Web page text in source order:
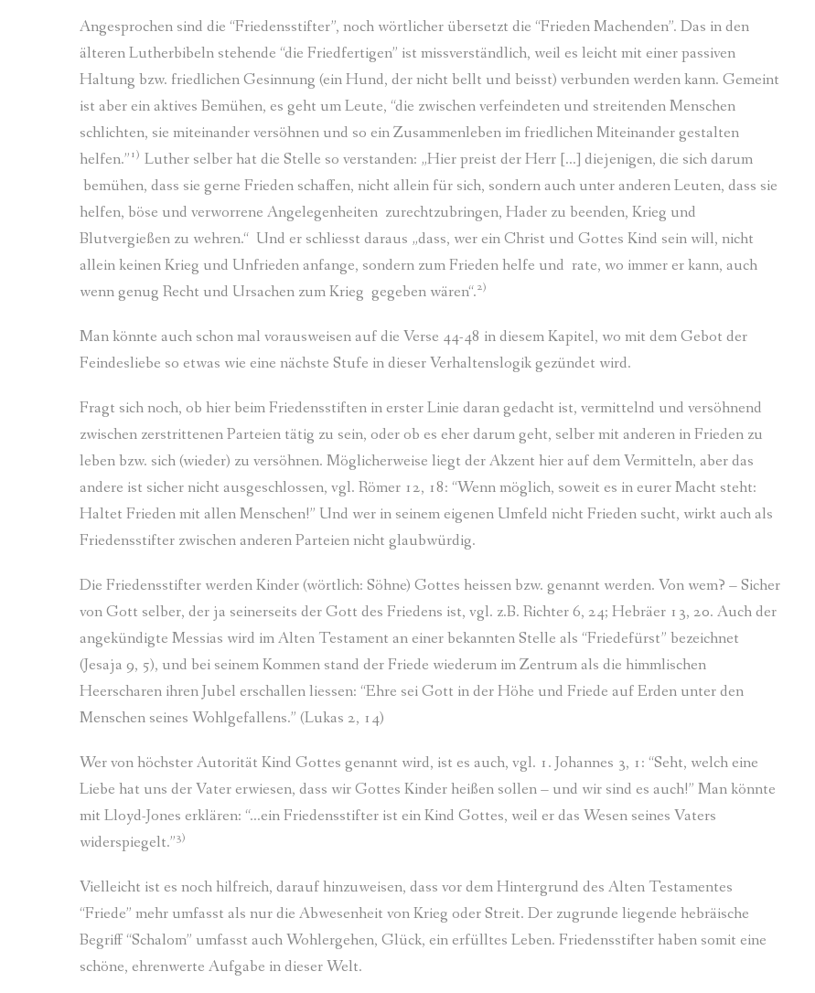
Angesprochen sind die “Friedensstifter”, noch wörtlicher übersetzt die “Frieden Machenden”. Das in den
älteren Lutherbibeln stehende “die Friedfertigen” ist missverständlich, weil es leicht mit einer passiven
Haltung bzw. friedlichen Gesinnung (ein Hund, der nicht bellt und beisst) verbunden werden kann. Gemeint
ist aber ein aktives Bemühen, es geht um Leute, “die zwischen verfeindeten und streitenden Menschen
schlichten, sie miteinander versöhnen und so ein Zusammenleben im friedlichen Miteinander gestalten
helfen.”1) Luther selber hat die Stelle so verstanden: „Hier preist der Herr […] diejenigen, die sich darum
bemühen, dass sie gerne Frieden schaffen, nicht allein für sich, sondern auch unter anderen Leuten, dass sie
helfen, böse und verworrene Angelegenheiten zurechtzubringen, Hader zu beenden, Krieg und
Blutvergießen zu wehren.“ Und er schliesst daraus „dass, wer ein Christ und Gottes Kind sein will, nicht
allein keinen Krieg und Unfrieden anfange, sondern zum Frieden helfe und rate, wo immer er kann, auch
wenn genug Recht und Ursachen zum Krieg gegeben wären“.2)
Man könnte auch schon mal vorausweisen auf die Verse 44-48 in diesem Kapitel, wo mit dem Gebot der
Feindesliebe so etwas wie eine nächste Stufe in dieser Verhaltenslogik gezündet wird.
Fragt sich noch, ob hier beim Friedensstiften in erster Linie daran gedacht ist, vermittelnd und versöhnend
zwischen zerstrittenen Parteien tätig zu sein, oder ob es eher darum geht, selber mit anderen in Frieden zu
leben bzw. sich (wieder) zu versöhnen. Möglicherweise liegt der Akzent hier auf dem Vermitteln, aber das
andere ist sicher nicht ausgeschlossen, vgl. Römer 12, 18: “Wenn möglich, soweit es in eurer Macht steht:
Haltet Frieden mit allen Menschen!” Und wer in seinem eigenen Umfeld nicht Frieden sucht, wirkt auch als
Friedensstifter zwischen anderen Parteien nicht glaubwürdig.
Die Friedensstifter werden Kinder (wörtlich: Söhne) Gottes heissen bzw. genannt werden. Von wem? – Sicher
von Gott selber, der ja seinerseits der Gott des Friedens ist, vgl. z.B. Richter 6, 24; Hebräer 13, 20. Auch der
angekündigte Messias wird im Alten Testament an einer bekannten Stelle als “Friedefürst” bezeichnet
(Jesaja 9, 5), und bei seinem Kommen stand der Friede wiederum im Zentrum als die himmlischen
Heerscharen ihren Jubel erschallen liessen: “Ehre sei Gott in der Höhe und Friede auf Erden unter den
Menschen seines Wohlgefallens.” (Lukas 2, 14)
Wer von höchster Autorität Kind Gottes genannt wird, ist es auch, vgl. 1. Johannes 3, 1: “Seht, welch eine
Liebe hat uns der Vater erwiesen, dass wir Gottes Kinder heißen sollen – und wir sind es auch!” Man könnte
mit Lloyd-Jones erklären: “…ein Friedensstifter ist ein Kind Gottes, weil er das Wesen seines Vaters
widerspiegelt.”3)
Vielleicht ist es noch hilfreich, darauf hinzuweisen, dass vor dem Hintergrund des Alten Testamentes
“Friede” mehr umfasst als nur die Abwesenheit von Krieg oder Streit. Der zugrunde liegende hebräische
Begriff “Schalom” umfasst auch Wohlergehen, Glück, ein erfülltes Leben. Friedensstifter haben somit eine
schöne, ehrenwerte Aufgabe in dieser Welt.